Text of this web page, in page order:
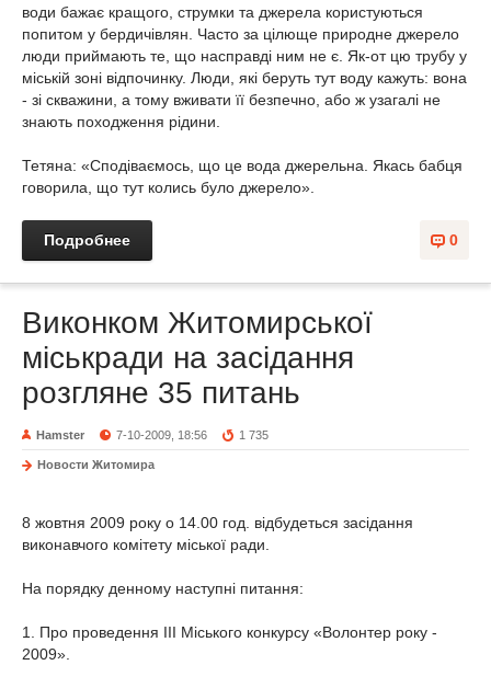
води бажає кращого, струмки та джерела користуються
попитом у бердичівлян. Часто за цілюще природне джерело
люди приймають те, що насправді ним не є. Як-от цю трубу у
міській зоні відпочинку. Люди, які беруть тут воду кажуть: вона
- зі скважини, а тому вживати її безпечно, або ж узагалі не
знають походження рідини.
Тетяна: «Сподіваємось, що це вода джерельна. Якась бабця
говорила, що тут колись було джерело».
0
Подробнее
Виконком Житомирської
міськради на засідання
розгляне 35 питань
Hamster 7-10-2009, 18:56 1 735
Новости Житомира
8 жовтня 2009 року о 14.00 год. відбудеться засідання
виконавчого комітету міської ради.
На порядку денному наступні питання:
1. Про проведення ІІІ Міського конкурсу «Волонтер року -
2009».